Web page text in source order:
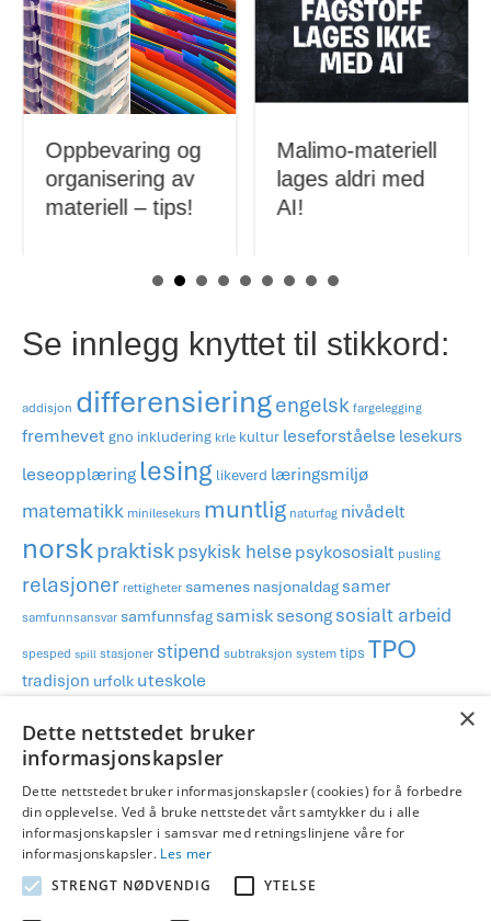
Oppbevaring og
organisering av
materiell – tips!
Malimo-materiell
lages aldri med
AI!
Se innlegg knyttet til stikkord:
addisjon differensieringengelsk fargelegging
fremhevet gno inkludering krle kultur leseforståelse lesekurs
leseopplæring lesing likeverd læringsmiljø
matematikk minilesekurs muntlig naturfag nivådelt
norskpraktiskpsykisk helse psykososialt pusling
relasjoner rettigheter samenes nasjonaldag samer
samfunnsansvar samfunnsfag samisk sesong sosialt arbeid
spesped spill stasjoner stipend subtraksjon system tips TPO
tradisjon urfolk uteskole
Publisert i1.-2.trinn,3.-4.trinn,5.-7.trinn
differensiering og merketaddisjon
multiplikasjon , stasjoner , subtraksjon TPO
Legg igjen en kommentar
×
Dette nettstedet bruker
informasjonskapsler
Dette nettstedet bruker informasjonskapsler (cookies) for å forbedre
din opplevelse. Ved å bruke nettstedet vårt samtykker du i alle
informasjonskapsler i samsvar med retningslinjene våre for
informasjonskapsler. Les mer
STRENGT NØDVENDIG
YTELSE